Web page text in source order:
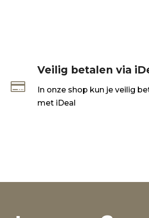

Veilig betalen via
In onze shop kun je veilig
met iDeal